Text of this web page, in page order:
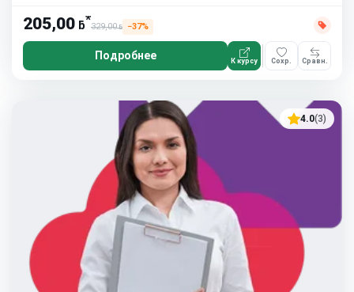
205,00 ƃ*
329,00ƃ −37%
Подробнее К курсу Сохр. Сравн.
4.0(3)